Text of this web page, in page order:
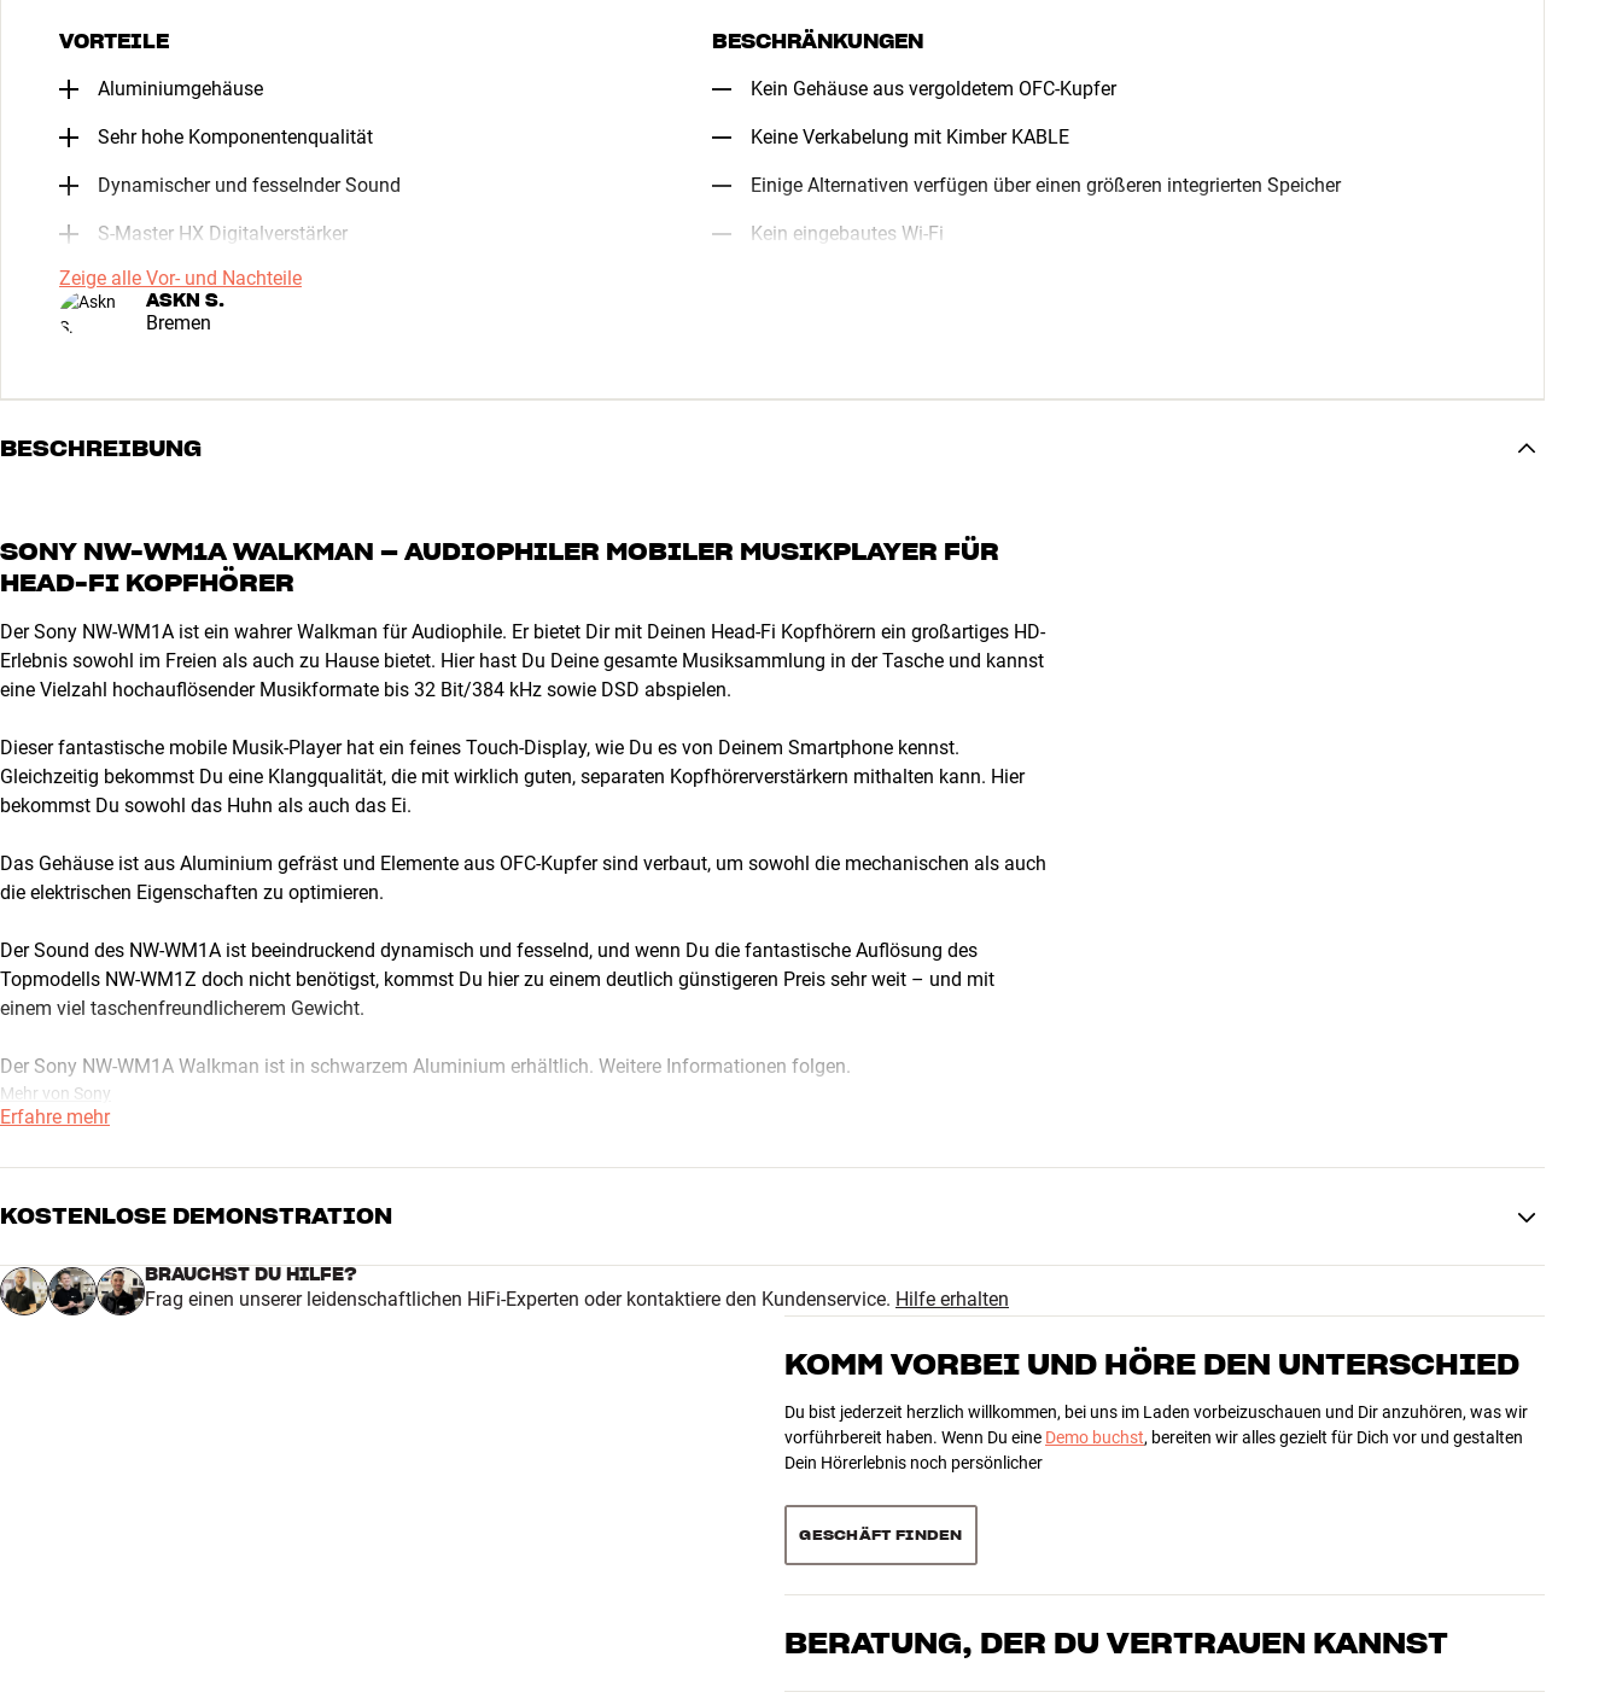
VORTEILE
Aluminiumgehäuse
Sehr hohe Komponentenqualität
Dynamischer und fesselnder Sound
S-Master HX Digitalverstärker
BESCHRÄNKUNGEN
Kein Gehäuse aus vergoldetem OFC-Kupfer
Keine Verkabelung mit Kimber KABLE
Einige Alternativen verfügen über einen größeren integrierten Speicher
Kein eingebautes Wi-Fi
Zeige alle Vor- und Nachteile
ASKN S.
Bremen
BESCHREIBUNG
SONY NW-WM1A WALKMAN – AUDIOPHILER MOBILER MUSIKPLAYER FÜR
HEAD-FI KOPFHÖRER
Der Sony NW-WM1A ist ein wahrer Walkman für Audiophile. Er bietet Dir mit Deinen Head-Fi Kopfhörern ein großartiges HD-
Erlebnis sowohl im Freien als auch zu Hause bietet. Hier hast Du Deine gesamte Musiksammlung in der Tasche und kannst
eine Vielzahl hochauflösender Musikformate bis 32 Bit/384 kHz sowie DSD abspielen.
Dieser fantastische mobile Musik-Player hat ein feines Touch-Display, wie Du es von Deinem Smartphone kennst.
Gleichzeitig bekommst Du eine Klangqualität, die mit wirklich guten, separaten Kopfhörerverstärkern mithalten kann. Hier
bekommst Du sowohl das Huhn als auch das Ei.
Das Gehäuse ist aus Aluminium gefräst und Elemente aus OFC-Kupfer sind verbaut, um sowohl die mechanischen als auch
die elektrischen Eigenschaften zu optimieren.
Der Sound des NW-WM1A ist beeindruckend dynamisch und fesselnd, und wenn Du die fantastische Auflösung des
Topmodells NW-WM1Z doch nicht benötigst, kommst Du hier zu einem deutlich günstigeren Preis sehr weit – und mit
einem viel taschenfreundlicherem Gewicht.
Der Sony NW-WM1A Walkman ist in schwarzem Aluminium erhältlich. Weitere Informationen folgen.
Mehr von Sony
Erfahre mehr
KOSTENLOSE DEMONSTRATION
BRAUCHST DU HILFE?
Frag einen unserer leidenschaftlichen HiFi-Experten oder kontaktiere den Kundenservice. Hilfe erhalten
KOMM VORBEI UND HÖRE DEN UNTERSCHIED
Du bist jederzeit herzlich willkommen, bei uns im Laden vorbeizuschauen und Dir anzuhören, was wir
vorführbereit haben. Wenn Du eine Demo buchst, bereiten wir alles gezielt für Dich vor und gestalten
Dein Hörerlebnis noch persönlicher
GESCHÄFT FINDEN
BERATUNG, DER DU VERTRAUEN KANNST
Unsere Mitarbeiter sind echte Enthusiasten, die unsere Produkte genau kennen und für großartigen